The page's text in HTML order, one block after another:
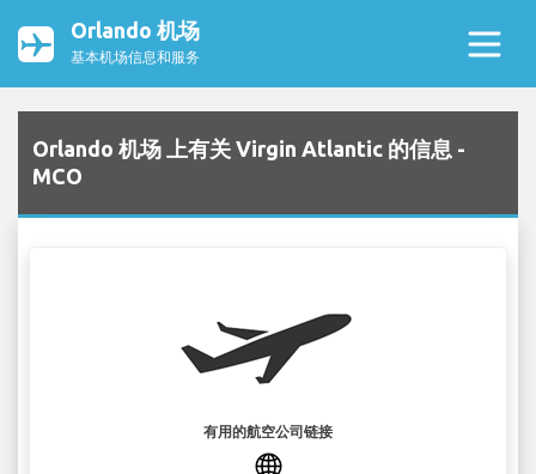
Orlando 机场
基本机场信息和服务
Orlando 机场 上有关 Virgin Atlantic 的信息 -
MCO
有用的航空公司链接